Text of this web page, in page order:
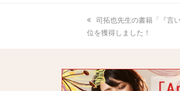
司拓也先生の書籍「『言
位を獲得しました！